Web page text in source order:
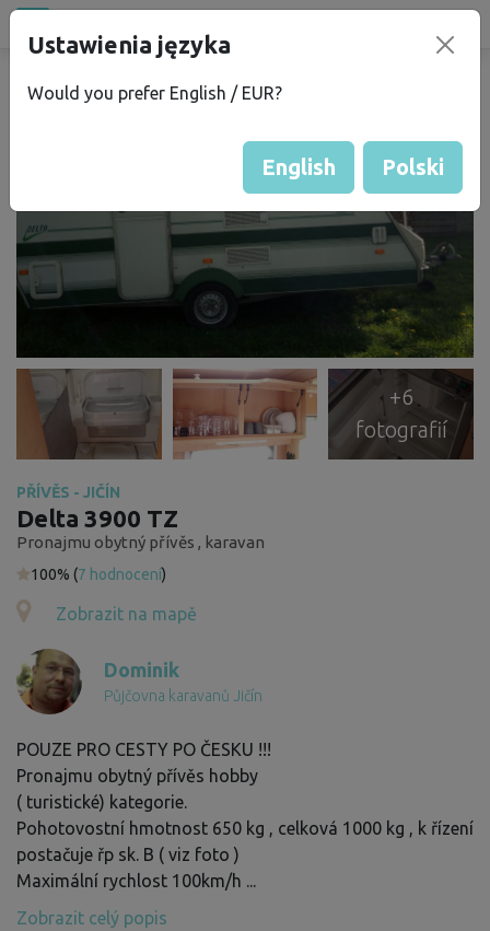
campu .eu
PŘÍVĚS - JIČÍN
Delta 3900 TZ
Pronajmu obytný přívěs , karavan
100% (7 hodnocení)
Zobrazit na mapě
Dominik
Půjčovna karavanů Jičín
POUZE PRO CESTY PO ČESKU !!!
Pronajmu obytný přívěs hobby
( turistické) kategorie.
Pohotovostní hmotnost 650 kg , celková 1000 kg , k řízení
postačuje řp sk. B ( viz foto )
Maximální rychlost 100km/h ...
Zobrazit celý popis
+6
fotografií
Ustawienia języka
Would you prefer English / EUR?
English Polski